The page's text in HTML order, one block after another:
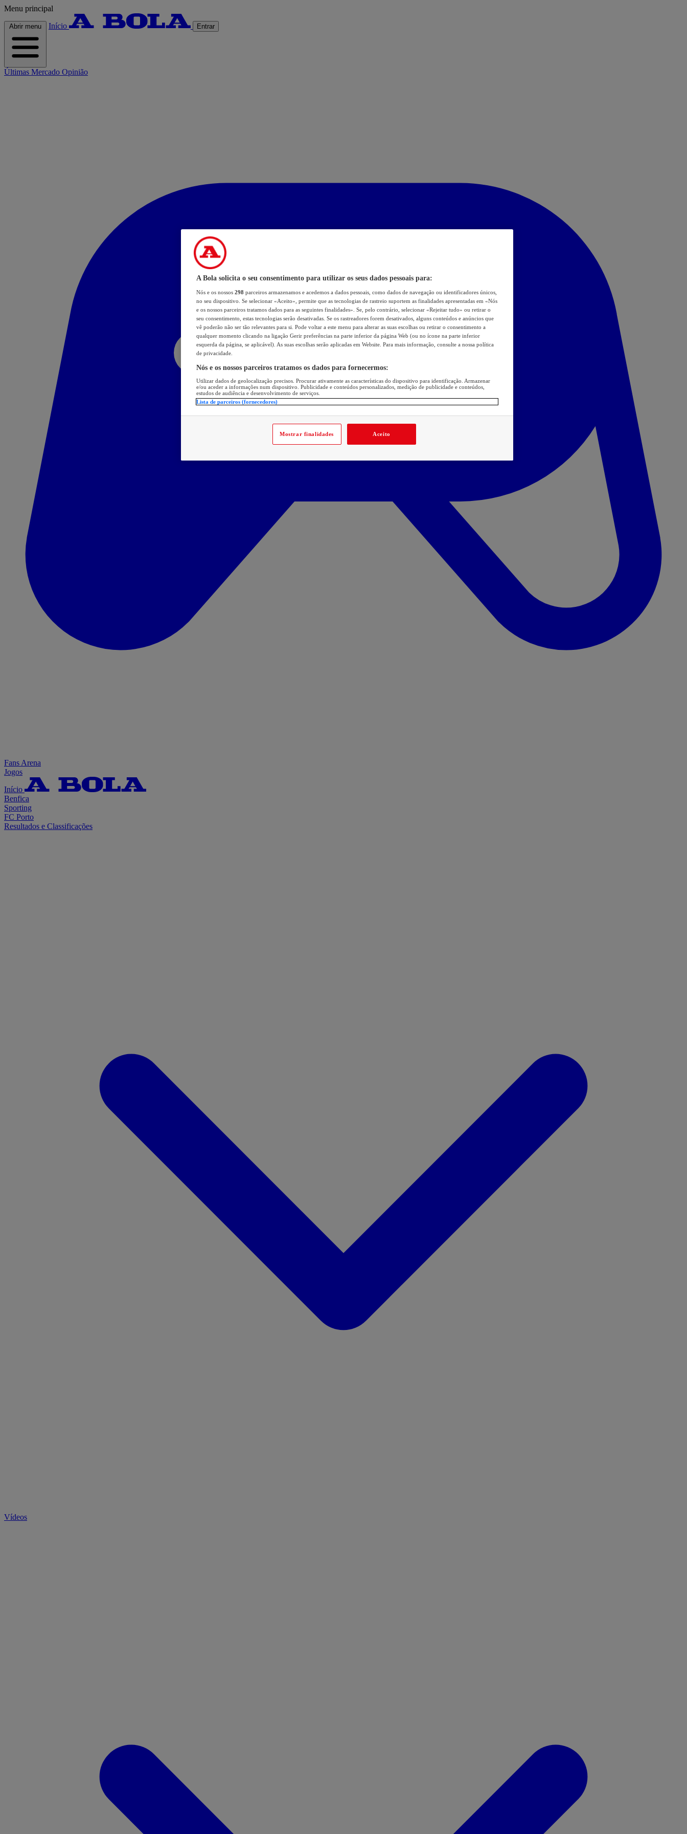
Menu principal
Abrir menu Início Entrar
Últimas Mercado Opinião
Fans Arena
Jogos
Início
Benfica
Sporting
FC Porto
Resultados e Classificações
Vídeos
A Bola solicita o seu consentimento para utilizar os seus dados pessoais para:
Nós e os nossos 298 parceiros armazenamos e acedemos a dados pessoais, como dados de navegação ou identificadores únicos,
no seu dispositivo. Se selecionar «Aceito», permite que as tecnologias de rastreio suportem as finalidades apresentadas em «Nós
e os nossos parceiros tratamos dados para as seguintes finalidades». Se, pelo contrário, selecionar «Rejeitar tudo» ou retirar o
seu consentimento, estas tecnologias serão desativadas. Se os rastreadores forem desativados, alguns conteúdos e anúncios que
vê poderão não ser tão relevantes para si. Pode voltar a este menu para alterar as suas escolhas ou retirar o consentimento a
qualquer momento clicando na ligação Gerir preferências na parte inferior da página Web (ou no ícone na parte inferior
esquerda da página, se aplicável). As suas escolhas serão aplicadas em Website. Para mais informação, consulte a nossa política
de privacidade.
Nós e os nossos parceiros tratamos os dados para fornecermos:
Utilizar dados de geolocalização precisos. Procurar ativamente as características do dispositivo para identificação. Armazenar
e/ou aceder a informações num dispositivo. Publicidade e conteúdos personalizados, medição de publicidade e conteúdos,
estudos de audiência e desenvolvimento de serviços.
Lista de parceiros (fornecedores)
Mostrar finalidades Aceito